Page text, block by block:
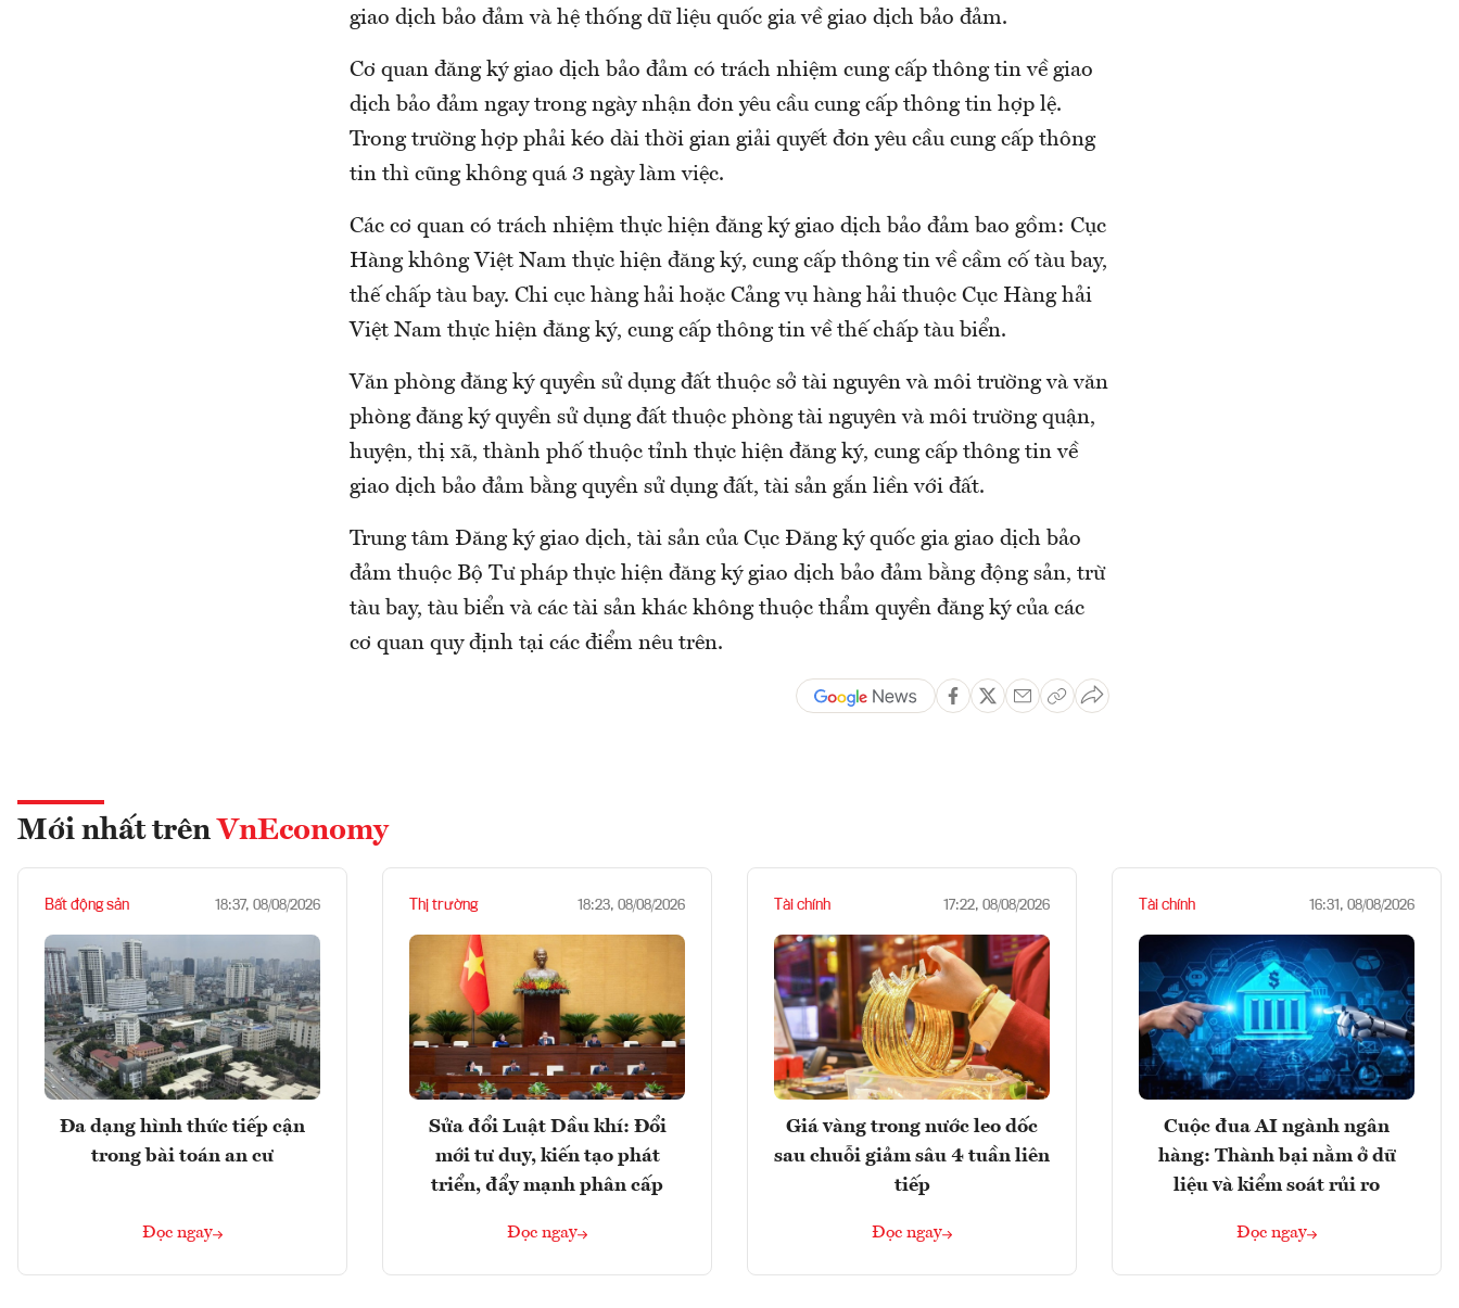
giao dịch bảo đảm và hệ thống dữ liệu quốc gia về giao dịch bảo đảm.
Cơ quan đăng ký giao dịch bảo đảm có trách nhiệm cung cấp thông tin về giao
dịch bảo đảm ngay trong ngày nhận đơn yêu cầu cung cấp thông tin hợp lệ.
Trong trường hợp phải kéo dài thời gian giải quyết đơn yêu cầu cung cấp thông
tin thì cũng không quá 3 ngày làm việc.
Các cơ quan có trách nhiệm thực hiện đăng ký giao dịch bảo đảm bao gồm: Cục
Hàng không Việt Nam thực hiện đăng ký, cung cấp thông tin về cầm cố tàu bay,
thế chấp tàu bay. Chi cục hàng hải hoặc Cảng vụ hàng hải thuộc Cục Hàng hải
Việt Nam thực hiện đăng ký, cung cấp thông tin về thế chấp tàu biển.
Văn phòng đăng ký quyền sử dụng đất thuộc sở tài nguyên và môi trường và văn
phòng đăng ký quyền sử dụng đất thuộc phòng tài nguyên và môi trường quận,
huyện, thị xã, thành phố thuộc tỉnh thực hiện đăng ký, cung cấp thông tin về
giao dịch bảo đảm bằng quyền sử dụng đất, tài sản gắn liền với đất.
Trung tâm Đăng ký giao dịch, tài sản của Cục Đăng ký quốc gia giao dịch bảo
đảm thuộc Bộ Tư pháp thực hiện đăng ký giao dịch bảo đảm bằng động sản, trừ
tàu bay, tàu biển và các tài sản khác không thuộc thẩm quyền đăng ký của các
cơ quan quy định tại các điểm nêu trên.
Mới nhất trên VnEconomy
Bất động sản 18:37, 08/08/2026
Đa dạng hình thức tiếp cận
trong bài toán an cư
Đọc ngay
Thị trường 18:23, 08/08/2026
Sửa đổi Luật Dầu khí: Đổi
mới tư duy, kiến tạo phát
triển, đẩy mạnh phân cấp
Đọc ngay
Tài chính 17:22, 08/08/2026
Giá vàng trong nước leo dốc
sau chuỗi giảm sâu 4 tuần liên
tiếp
Đọc ngay
Tài chính 16:31, 08/08/2026
Cuộc đua AI ngành ngân
hàng: Thành bại nằm ở dữ
liệu và kiểm soát rủi ro
Đọc ngay